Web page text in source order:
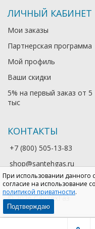
При использовании данного
согласие на использование
политикой приватности.
Подтверждаю
ЛИЧНЫЙ КАБИНЕТ
Мои заказы
Партнерская программа
Мой профиль
Ваши скидки
5% на первый заказ от 5
тыс
КОНТАКТЫ
+7 (800) 505-13-83
shop@santehgas.ru
© 2026 СантехГаз